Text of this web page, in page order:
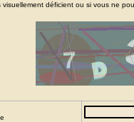
visuellement déficient ou si vous ne